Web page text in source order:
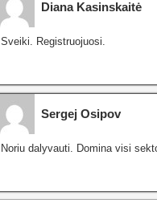
Diana Kasinskaitė
Sveiki. Registruojuosi.
Sergej Osipov
Noriu dalyvauti. Domina visi